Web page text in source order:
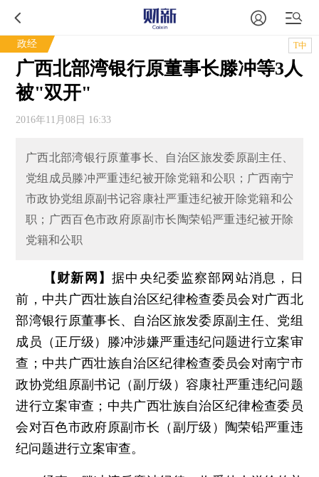
政经 T中
广西北部湾银行原董事长滕冲等3人
被"双开"
2016年11月08日 16:33
广西北部湾银行原董事长、自治区旅发委原副主任、
党组成员滕冲严重违纪被开除党籍和公职；广西南宁
市政协党组原副书记容康社严重违纪被开除党籍和公
职；广西百色市政府原副市长陶荣铅严重违纪被开除
党籍和公职
【财新网】据中央纪委监察部网站消息，日
前，中共广西壮族自治区纪律检查委员会对广西北
部湾银行原董事长、自治区旅发委原副主任、党组
成员（正厅级）滕冲涉嫌严重违纪问题进行立案审
查；中共广西壮族自治区纪律检查委员会对南宁市
政协党组原副书记（副厅级）容康社严重违纪问题
进行立案审查；中共广西壮族自治区纪律检查委员
会对百色市政府原副市长（副厅级）陶荣铅严重违
纪问题进行立案审查。